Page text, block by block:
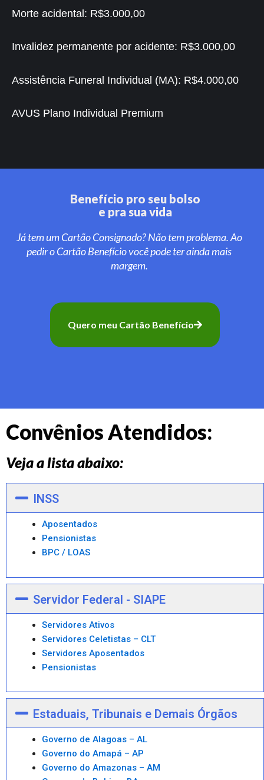
Morte acidental: R$3.000,00
Invalidez permanente por acidente: R$3.000,00
Assistência Funeral Individual (MA): R$4.000,00
AVUS Plano Individual Premium
Benefício pro seu bolso
e pra sua vida
Já tem um Cartão Consignado? Não tem problema. Ao
pedir o Cartão Benefício você pode ter ainda mais
margem.
Quero meu Cartão Benefício
Convênios Atendidos:
Veja a lista abaixo:
INSS
Aposentados
Pensionistas
BPC / LOAS
Servidor Federal - SIAPE
Servidores Ativos
Servidores Celetistas – CLT
Servidores Aposentados
Pensionistas
Estaduais, Tribunais e Demais Órgãos
Governo de Alagoas – AL
Governo do Amapá – AP
Governo do Amazonas – AM